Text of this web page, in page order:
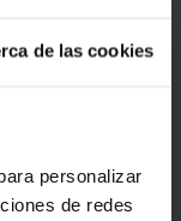
de las cookies
personalizar
de redes